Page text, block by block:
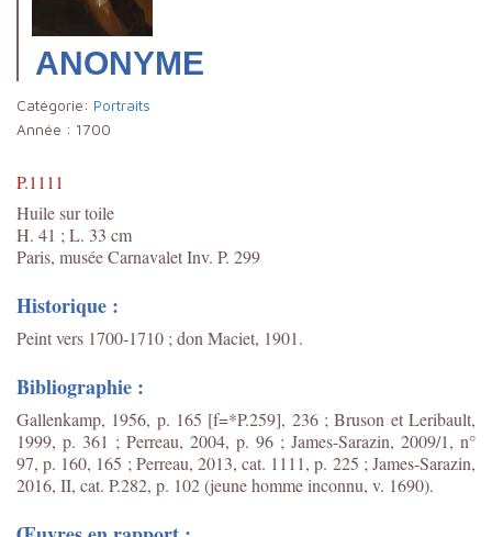
ANONYME
Catégorie: Portraits
Année : 1700
P.1111
Huile sur toile
H. 41 ; L. 33 cm
Paris, musée Carnavalet Inv. P. 299
Historique :
Peint vers 1700-1710 ; don Maciet, 1901.
Bibliographie :
Gallenkamp, 1956, p. 165 [f=*P.259], 236 ; Bruson et Leribault,
1999, p. 361 ; Perreau, 2004, p. 96 ; James-Sarazin, 2009/1, n°
97, p. 160, 165 ; Perreau, 2013, cat. 1111, p. 225 ; James-Sarazin,
2016, II, cat. P.282, p. 102 (jeune homme inconnu, v. 1690).